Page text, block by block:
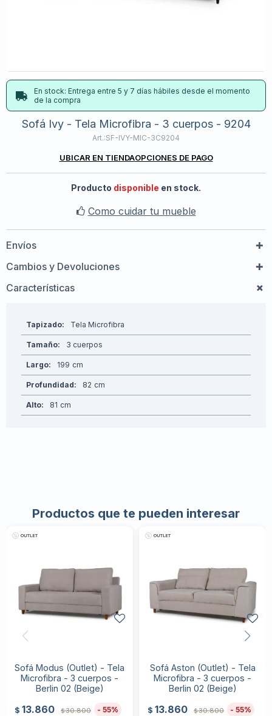
En stock: Entrega entre 5 y 7 días hábiles desde el momento
de la compra
Sofá Ivy - Tela Microfibra - 3 cuerpos - 9204
SF-IVY-MIC-3C9204
UBICAR EN TIENDAOPCIONES DE PAGO
Producto disponible en stock.
Como cuidar tu mueble
Envíos
Cambios y Devoluciones
Características
Tapizado Tela Microfibra
Tamaño 3 cuerpos
Largo 199
Profundidad 82
Alto 81
Productos que te pueden interesar
Sofá Modus (Outlet) - Tela
Microfibra - 3 cuerpos -
Berlin 02 (Beige)
$ 13.860 $30.800
55
Sofá Aston (Outlet) - Tela
Microfibra - 3 cuerpos -
Berlin 02 (Beige)
$ 13.860 $30.800
55